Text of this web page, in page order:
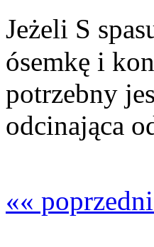
Jeżeli S
ósemkę i
potrzebny
odcinająca
««